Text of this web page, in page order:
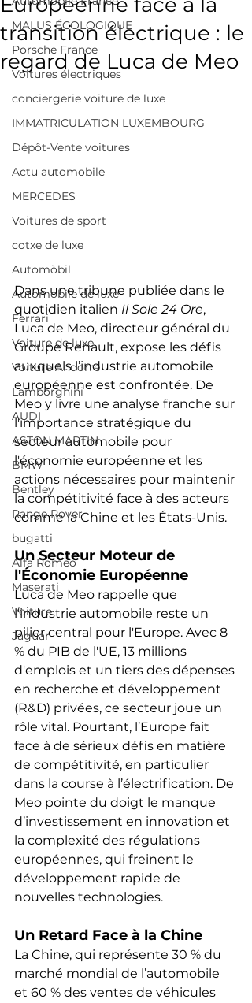
MALUS ÉCOLOGIQUE
Porsche France
Voitures électriques
conciergerie voiture de luxe
IMMATRICULATION LUXEMBOURG
Dépôt-Vente voitures
Actu automobile
MERCEDES
Voitures de sport
cotxe de luxe
Automòbil
Automobile de luxe
Ferrari
Voiture de luxe
Voiture Andorre
Lamborghini
AUDI
ASTON MARTIN
BMW
Bentley
Range Rover
bugatti
Alfa Romeo
Maserati
Voiture
Jaguar
transition électrique : le
regard de Luca de Meo
Dans une tribune publiée dans le
quotidien italien Il Sole 24 Ore,
Luca de Meo, directeur général du
Groupe Renault, expose les défis
auxquels l’industrie automobile
européenne est confrontée. De
Meo y livre une analyse franche sur
l'importance stratégique du
secteur automobile pour
l'économie européenne et les
actions nécessaires pour maintenir
la compétitivité face à des acteurs
comme la Chine et les États-Unis.
Un Secteur Moteur de
l'Économie Européenne
Luca de Meo rappelle que
l'industrie automobile reste un
pilier central pour l'Europe. Avec 8
% du PIB de l'UE, 13 millions
d'emplois et un tiers des dépenses
en recherche et développement
(R&D) privées, ce secteur joue un
rôle vital. Pourtant, l’Europe fait
face à de sérieux défis en matière
de compétitivité, en particulier
dans la course à l’électrification. De
Meo pointe du doigt le manque
d’investissement en innovation et
la complexité des régulations
européennes, qui freinent le
développement rapide de
nouvelles technologies.
Un Retard Face à la Chine
La Chine, qui représente 30 % du
marché mondial de l’automobile
et 60 % des ventes de véhicules